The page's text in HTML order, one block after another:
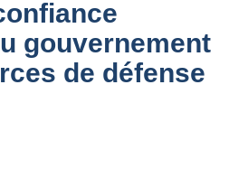
gouvernement
de défense